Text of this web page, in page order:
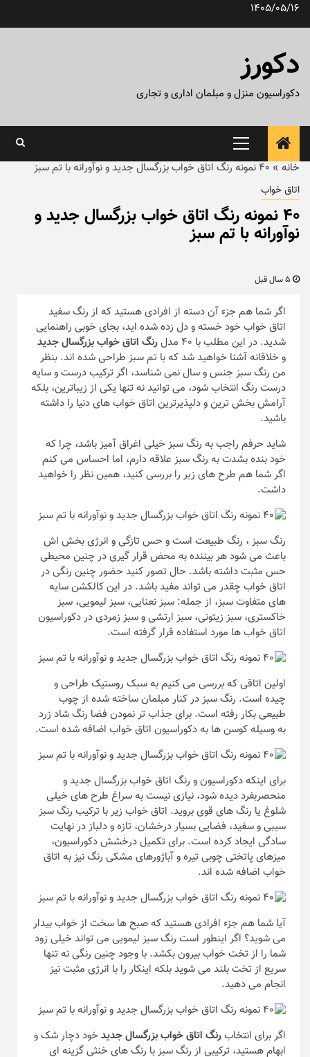
پرش1405/05/16
دکورز
دکوراسیون منزل و مبلمان اداری و تجاری
منوی
اصلی
خانه » ۴۰ نمونه رنگ اتاق خواب بزرگسال جدید و نوآورانه با تم سبز
اتاق خواب
۴۰ نمونه رنگ اتاق خواب بزرگسال جدید و
نوآورانه با تم سبز
اگر شما هم جزء آن دسته از افرادی هستید که از رنگ سفید
اتاق خواب خود خسته و دل زده شده اید، بجای خوبی راهنمایی
شدید. در این مطلب با ۴۰ مدل
رنگ اتاق خواب بزرگسال جدید
و خلاقانه آشنا خواهید شد که با تم سبز طراحی شده اند. بنظر
من رنگ سبز جنس و سال نمی شناسد، اگر ترکیب درست و سایه
درست رنگ انتخاب شود، می توانید نه تنها یکی از زیباترین، بلکه
آرامش بخش ترین و دلپذیرترین اتاق خواب های دنیا را داشته
باشید.
شاید حرفم راجب به رنگ سبز خیلی اغراق آمیز باشد، چرا که
خود بنده بشدت به رنگ سبز علاقه دارم، اما احساس می کنم
اگر شما هم طرح های زیر را بررسی کنید، همین نظر را خواهید
داشت.
رنگ سبز ، رنگ طبیعت است و حس تازگی و انرژی بخش اش
باعث می شود هر بیننده به محض قرار گیری در چنین محیطی
حس مثبت داشته باشد. حال تصور کنید حضور چنین رنگی در
اتاق خواب چقدر می تواند مفید باشد. در این کالکشن سایه
های متفاوت سبز، از جمله: سبز نعنایی، سبز لیمویی، سبز
خاکستری، سبز زیتونی، سبز ارتشی و سبز زمردی در دکوراسیون
اتاق خواب ها مورد استفاده قرار گرفته است.
اولین اتاقی که بررسی می کنیم به سبک روستیک طراحی و
چیده است. رنگ سبز در کنار مبلمان ساخته شده از چوب
طبیعی بکار رفته است. برای جذاب تر نمودن فضا رنگ شاد زرد
به وسیله کوسن ها به دکوراسیون اتاق خواب اضافه شده است.
برای اینکه دکوراسیون و رنگ اتاق خواب بزرگسال جدید و
منحصربفرد دیده شود، نیازی نیست به سراغ طرح های خیلی
شلوغ یا رنگ های قوی بروید. اتاق خواب زیر با ترکیب رنگ سبز
سیبی و سفید، فضایی بسیار درخشان، تازه و دلباز در نهایت
سادگی ایجاد کرده است. برای تکمیل درخشش دکوراسیون،
میزهای پاتختی چوبی تیره و آباژورهای مشکی رنگ نیز به اتاق
خواب اضافه شده اند.
آیا شما هم جزء افرادی هستید که صبح ها سخت از خواب بیدار
می شوید؟ اگر اینطور است رنگ سبز لیمویی می تواند خیلی زود
شما را از تخت خواب بیرون بکشد. با وجود چنین رنگی نه تنها
سریع از تخت بلند می شوید بلکه اینکار را با انرژی مثبت نیز
انجام می دهید.
اگر برای انتخابرنگ اتاق خواب بزرگسال جدیدخود دچار شک و
ابهام هستید، ترکیبی از رنگ سبز با رنگ های خنثی گزینه ای